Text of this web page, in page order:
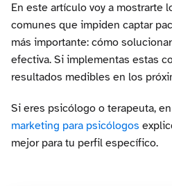
En este artículo voy a mostrarte
comunes que impiden captar
más importante: cómo
efectiva. Si implementas estas
resultados medibles en los
Si eres psicólogo o terapeuta,
marketing para psicólogos
mejor para tu perfil específico.